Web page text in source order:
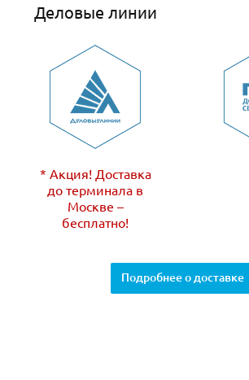
Деловые линии
* Акция! Доставка
до терминала в
Москве –
бесплатно!
Подробнее о доставке